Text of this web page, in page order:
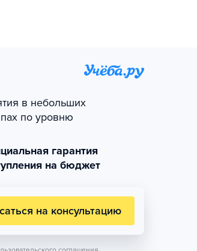
в небольших
по уровню
гарантия
на бюджет
на консультацию